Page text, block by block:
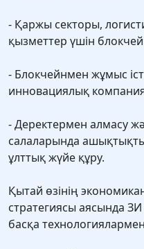
- Қаржы секторы,
қызметтер үшін
- Блокчейнмен жұмыс
инновациялық
- Деректермен алмасу
салаларында
ұлттық жүйе құру.
Қытай өзінің
стратегиясы аясында
басқа